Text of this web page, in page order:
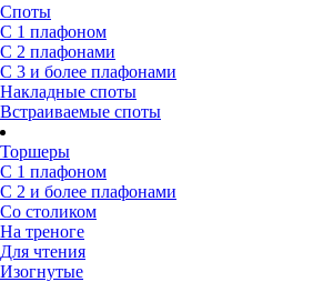
Споты
С 1 плафоном
С 2 плафонами
С 3 и более плафонами
Накладные споты
Встраиваемые споты
Торшеры
С 1 плафоном
С 2 и более плафонами
Со столиком
На треноге
Для чтения
Изогнутые